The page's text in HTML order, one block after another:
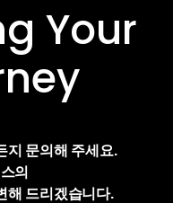
Your
지 문의해 주세요.
의
해 드리겠습니다.